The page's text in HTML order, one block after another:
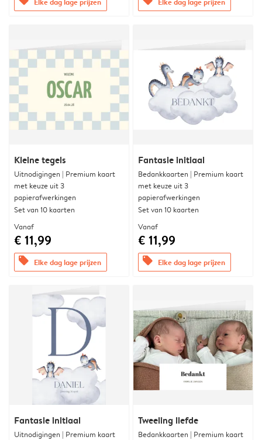
Kleine tegels
Uitnodigingen | Premium kaart
met keuze uit 3
papierafwerkingen
Set van 10 kaarten
Vanaf
€ 11,99
offers Elke dag lage prijzen
Fantasie initiaal
Bedankkaarten | Premium kaart
met keuze uit 3
papierafwerkingen
Set van 10 kaarten
Vanaf
€ 11,99
offers Elke dag lage prijzen
Fantasie initiaal
Uitnodigingen | Premium kaart
Tweeling liefde
Bedankkaarten | Premium kaart